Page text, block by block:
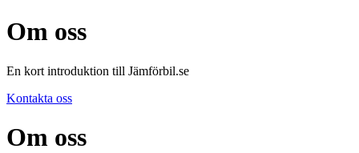
Om oss
En kort introduktion till Jämförbil.se
Kontakta oss
Om oss